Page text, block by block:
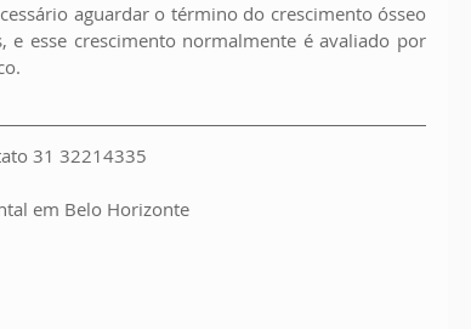
aguardar o término do crescimento ósseo
e esse crescimento normalmente é avaliado por
31 32214335
em Belo Horizonte